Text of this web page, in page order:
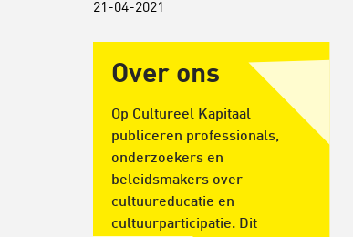
21-04-2021
Over ons
Op Cultureel Kapitaal
publiceren professionals,
onderzoekers en
beleidsmakers over
cultuureducatie en
cultuurparticipatie. Dit